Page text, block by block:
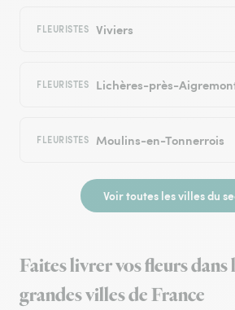
FLEURISTES Viviers
FLEURISTES Lichères-près-
FLEURISTES Moulins-en-Tonnerrois
Voir toutes les villes du
Faites livrer vos fleurs dans
grandes villes de France